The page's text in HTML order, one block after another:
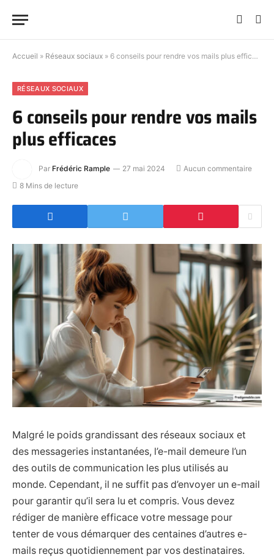
Accueil » Réseaux sociaux » 6 conseils pour rendre vos mails plus efficaces
RÉSEAUX SOCIAUX
6 conseils pour rendre vos mails
plus efficaces
Par Frédéric Rample 27 mai 2024
Aucun commentaire
8 Mins de lecture
Malgré le poids grandissant des réseaux sociaux et
des messageries instantanées, l’e-mail demeure l’un
des outils de communication les plus utilisés au
monde. Cependant, il ne suffit pas d’envoyer un e-mail
pour garantir qu’il sera lu et compris. Vous devez
rédiger de manière efficace votre message pour
tenter de vous démarquer des centaines d’autres e-
mails reçus quotidiennement par vos destinataires.